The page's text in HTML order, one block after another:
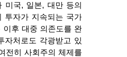
미국, 일본, 대만 등의
투자가 지속되는 국가
이후 대중 의존도를 완
자처로도 각광받고 있
전히 사회주의 체제를